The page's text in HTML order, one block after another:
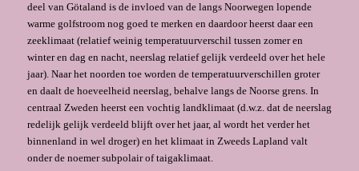
deel van Götaland is de invloed van de langs Noorwegen lopende
warme golfstroom nog goed te merken en daardoor heerst daar een
zeeklimaat (relatief weinig temperatuurverschil tussen zomer en
winter en dag en nacht, neerslag relatief gelijk verdeeld over het hele
jaar). Naar het noorden toe worden de temperatuurverschillen groter
en daalt de hoeveelheid neerslag, behalve langs de Noorse grens. In
centraal Zweden heerst een vochtig landklimaat (d.w.z. dat de neerslag
redelijk gelijk verdeeld blijft over het jaar, al wordt het verder het
binnenland in wel droger) en het klimaat in Zweeds Lapland valt
onder de noemer subpolair of taigaklimaat.